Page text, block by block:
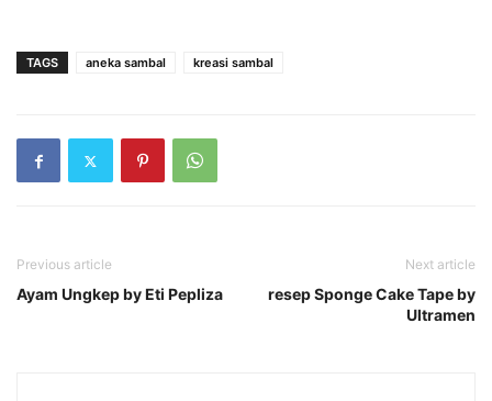
TAGS aneka sambal kreasi sambal
Previous article
Ayam Ungkep by Eti Pepliza
Next article
resep Sponge Cake Tape by
Ultramen